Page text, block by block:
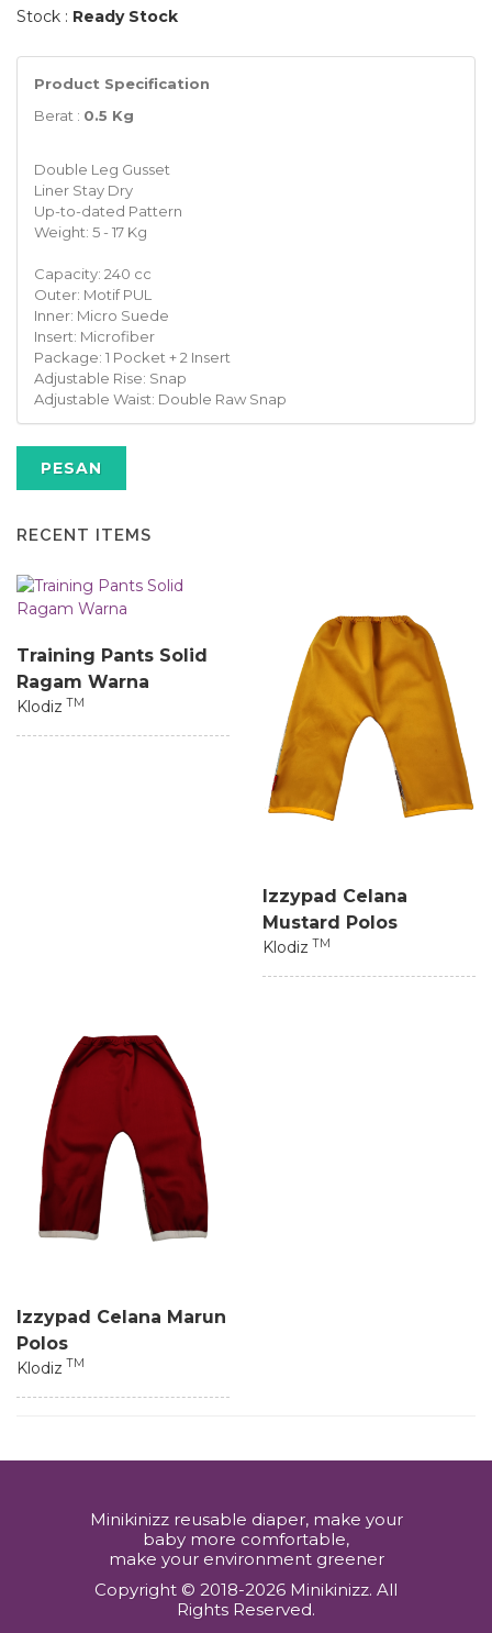
Stock : Ready Stock
Product Specification
Berat : 0.5 Kg
Double Leg Gusset
Liner Stay Dry
Up-to-dated Pattern
Weight: 5 - 17 Kg
Capacity: 240 cc
Outer: Motif PUL
Inner: Micro Suede
Insert: Microfiber
Package: 1 Pocket + 2 Insert
Adjustable Rise: Snap
Adjustable Waist: Double Raw Snap
PESAN
RECENT ITEMS
Training Pants Solid
Ragam Warna
Klodiz TM
Izzypad Celana
Mustard Polos
Klodiz TM
Izzypad Celana Marun
Polos
Klodiz TM
Minikinizz reusable diaper, make your
baby more comfortable,
make your environment greener
Copyright © 2018-2026 Minikinizz. All
Rights Reserved.